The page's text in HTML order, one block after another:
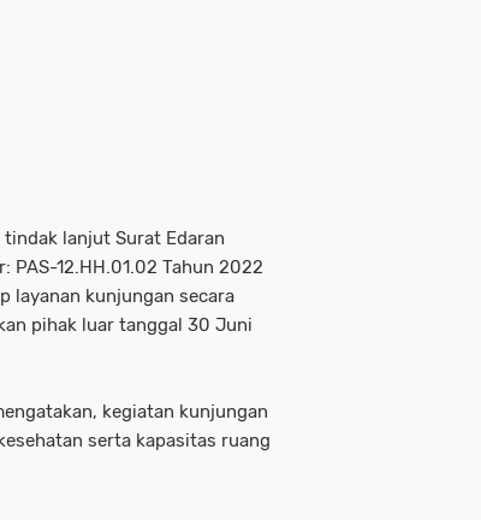
lanjut Surat Edaran
PAS-12.HH.01.02 Tahun 2022
layanan kunjungan secara
pihak luar tanggal 30 Juni
kegiatan kunjungan
serta kapasitas ruang